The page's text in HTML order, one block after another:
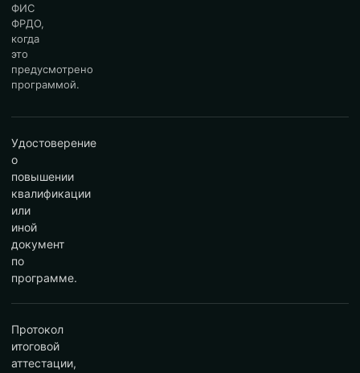
ФИС
ФРДО,
когда
это
предусмотрено
программой.
Удостоверение
о
повышении
квалификации
или
иной
документ
по
программе.
Протокол
итоговой
аттестации,